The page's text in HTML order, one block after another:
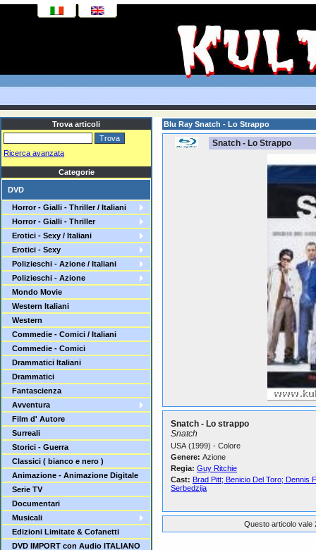
Trova articoli
Ricerca avanzata
Categorie
DVD
Horror - Gialli - Thriller / Italiani
Horror - Gialli - Thriller
Erotici - Sexy / Italiani
Erotici - Sexy
Polizieschi - Azione / Italiani
Polizieschi - Azione
Mondo Movie
Western Italiani
Western
Commedie - Comici / Italiani
Commedie - Comici
Drammatici Italiani
Drammatici
Fantascienza
Avventura
Film d' Autore
Surreali
Storici - Guerra
Classici ( bianco e nero )
Animazione - Animazione Digitale
Serie TV
Documentari
Musicali
Edizioni Limitate & Cofanetti
DVD IMPORT con Audio ITALIANO
Blu Ray Snatch - Lo Strappo
Snatch - Lo Strappo
Snatch - Lo strappo
Snatch
USA (1999) - Colore
Genere: Azione
Regia: Guy Ritchie
Cast: Brad Pitt; Benicio Del Toro; Dennis
Serbedzija
Questo articolo vale